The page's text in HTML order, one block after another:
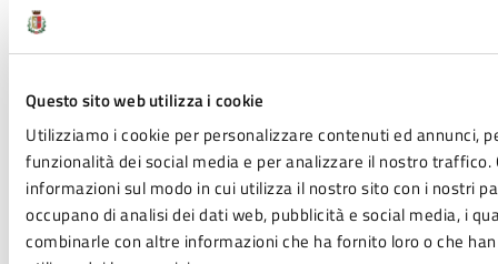
Questo sito web utilizza i cookie
Utilizziamo i cookie per personalizzare contenuti ed annunci,
funzionalità dei social media e per analizzare il nostro traffico.
informazioni sul modo in cui utilizza il nostro sito con i nostri
occupano di analisi dei dati web, pubblicità e social media, i
combinarle con altre informazioni che ha fornito loro o che